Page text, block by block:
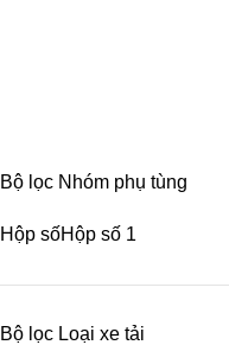
Bộ lọc Nhóm phụ tùng
Hộp sốHộp số 1
Bộ lọc Loại xe tải